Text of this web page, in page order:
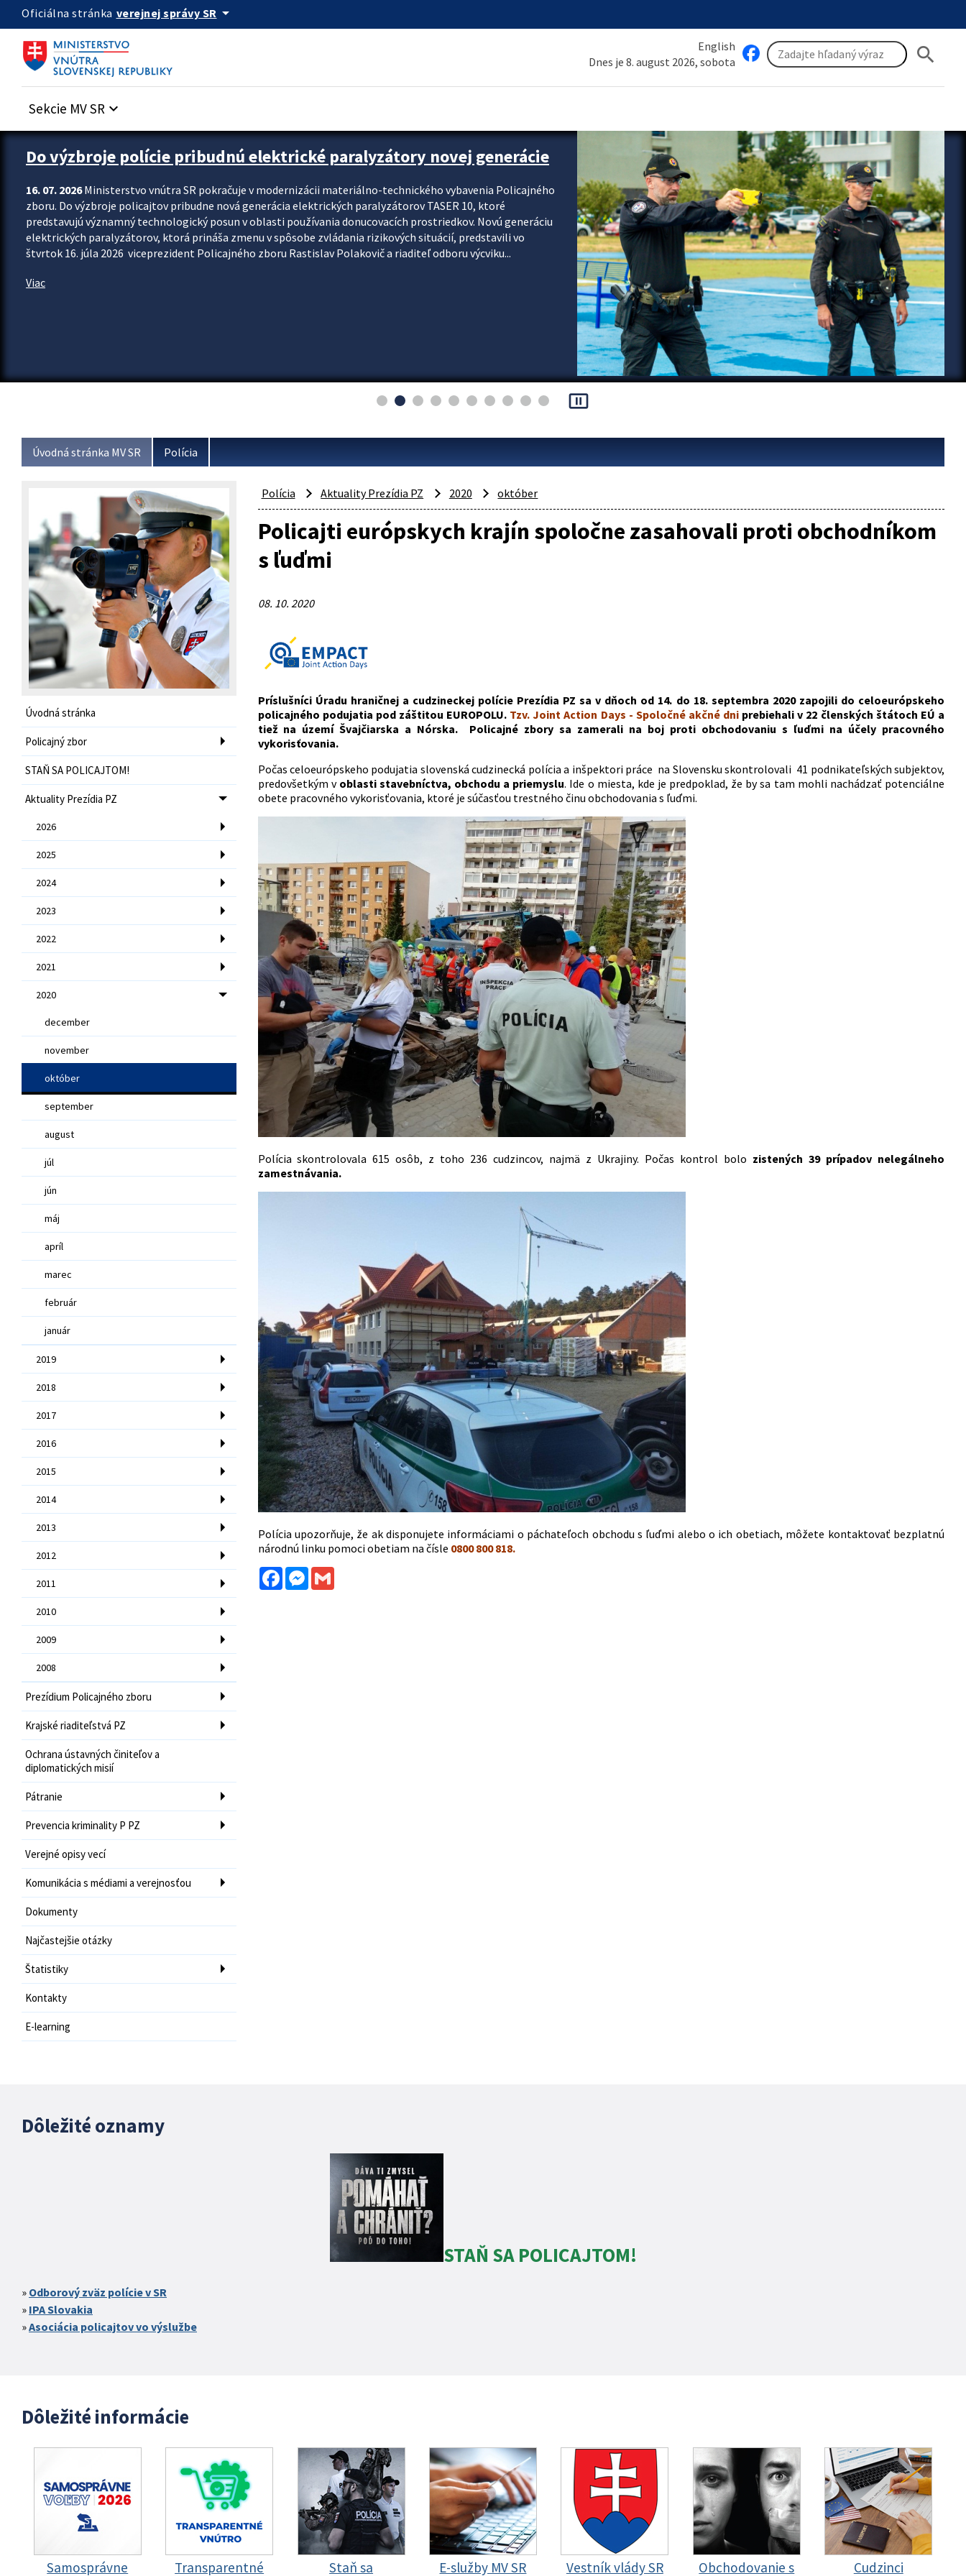
Preskocit na hlavný obsah
Oficiálna stránka verejnej správy SR arrow_drop_down
English
Dnes je 8. august 2026, sobota
search
Sekcie MV SR keyboard_arrow_down
Zastavit automatický posun upútavok
Do výzbroje polície pribudnú elektrické paralyzátory novej generácie
16. 07. 2026Ministerstvo vnútra SR pokračuje v modernizácii materiálno-technického vybavenia Policajného
zboru. Do výzbroje policajtov pribudne nová generácia elektrických paralyzátorov TASER 10, ktoré
predstavujú významný technologický posun v oblasti používania donucovacích prostriedkov. Novú generáciu
elektrických paralyzátorov, ktorá prináša zmenu v spôsobe zvládania rizikových situácií, predstavili vo
štvrtok 16. júla 2026 viceprezident Policajného zboru Rastislav Polakovič a riaditeľ odboru výcviku...
Viac
pause_presentation
Úvodná stránka MV SR Polícia
Úvodná stránka
Policajný zbor
STAŇ SA POLICAJTOM!
Aktuality Prezídia PZ
2026
2025
2024
2023
2022
2021
2020
december
november
október
september
august
júl
jún
máj
apríl
marec
február
január
2019
2018
2017
2016
2015
2014
2013
2012
2011
2010
2009
2008
Prezídium Policajného zboru
Krajské riaditeľstvá PZ
Ochrana ústavných činiteľov a
diplomatických misií
Pátranie
Prevencia kriminality P PZ
Verejné opisy vecí
Komunikácia s médiami a verejnosťou
Dokumenty
Najčastejšie otázky
Štatistiky
Kontakty
E-learning
Polícia Aktuality Prezídia PZ 2020 október
Policajti európskych krajín spoločne zasahovali proti obchodníkom
s ľuďmi
08. 10. 2020
Príslušníci Úradu hraničnej a cudzineckej polície Prezídia PZ sa v dňoch od 14. do 18. septembra 2020 zapojili do celoeurópskeho
policajného podujatia pod záštitou EUROPOLU. Tzv. Joint Action Days - Spoločné akčné dni prebiehali v 22 členských štátoch EÚ a
tiež na území Švajčiarska a Nórska. Policajné zbory sa zamerali na boj proti obchodovaniu s ľuďmi na účely pracovného
vykorisťovania.
Počas celoeurópskeho podujatia slovenská cudzinecká polícia a inšpektori práce na Slovensku skontrolovali 41 podnikateľských subjektov,
predovšetkým voblasti stavebníctva, obchodu a priemyslu. Ide o miesta, kde je predpoklad, že by sa tam mohli nachádzať potenciálne
obete pracovného vykorisťovania, ktoré je súčasťou trestného činu obchodovania s ľuďmi.
Polícia skontrolovala 615 osôb, z toho 236 cudzincov, najmä z Ukrajiny. Počas kontrol bolo zistených 39 prípadov nelegálneho
zamestnávania.
Polícia upozorňuje, že ak disponujete informáciami o páchateľoch obchodu s ľuďmi alebo o ich obetiach, môžete kontaktovať bezplatnú
národnú linku pomoci obetiam na čísle 0800 800 818.
FacebookMessenger
Gmail
Dôležité oznamy
STAŇ SA POLICAJTOM!
Odborový zväz polície v SR
IPA Slovakia
Asociácia policajtov vo výslužbe
Dôležité informácie
Samosprávne
Transparentné
Staň sa
E-služby MV SR Vestník vlády SR
Obchodovanie s
Cudzinci